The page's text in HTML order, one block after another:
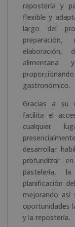
repostería y
flexible y
largo del
elaboración,
gastronómico.
Gracias a su
facilita el
cualquier
desarrollar
profundizar
pastelería,
planificación
mejorando así
oportunidades
y la repostería.